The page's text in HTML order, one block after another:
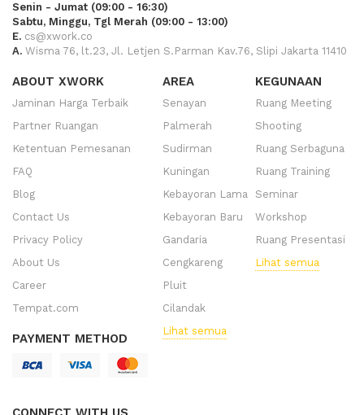
Senin - Jumat (09:00 - 16:30)
Sabtu, Minggu, Tgl Merah (09:00 - 13:00)
E. cs@xwork.co
A. Wisma 76, lt.23, Jl. Letjen S.Parman Kav.76, Slipi Jakarta 11410
ABOUT XWORK
Jaminan Harga Terbaik
Partner Ruangan
Ketentuan Pemesanan
FAQ
Blog
Contact Us
Privacy Policy
About Us
Career
Tempat.com
PAYMENT METHOD
AREA
Senayan
Palmerah
Sudirman
Kuningan
Kebayoran Lama
Kebayoran Baru
Gandaria
Cengkareng
Pluit
Cilandak
Lihat semua
KEGUNAAN
Ruang Meeting
Shooting
Ruang Serbaguna
Ruang Training
Seminar
Workshop
Ruang Presentasi
Lihat semua